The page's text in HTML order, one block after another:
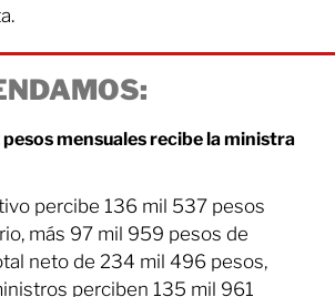
mensuales recibe la ministra
percibe 136 mil 537 pesos
más 97 mil 959 pesos de
neto de 234 mil 496 pesos,
perciben 135 mil 961